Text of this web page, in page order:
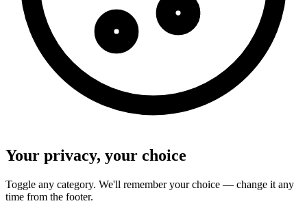
Your privacy, your choice
Toggle any category. We'll remember your choice — change it any
time from the footer.